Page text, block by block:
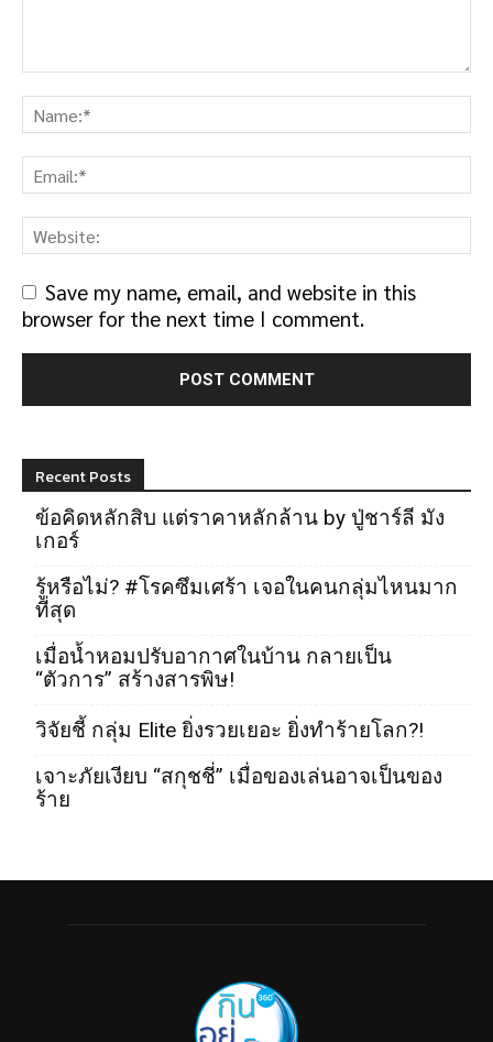
Save my name, email, and website in this
browser for the next time I comment.
Recent Posts
ข้อคิดหลักสิบ แต่ราคาหลักล้าน by ปู่ชาร์ลี มัง
เกอร์
รู้หรือไม่? #โรคซึมเศร้า เจอในคนกลุ่มไหนมาก
ที่สุด
เมื่อน้ำหอมปรับอากาศในบ้าน กลายเป็น
“ตัวการ” สร้างสารพิษ!
วิจัยชี้ กลุ่ม Elite ยิ่งรวยเยอะ ยิ่งทำร้ายโลก?!
เจาะภัยเงียบ “สกุชชี่” เมื่อของเล่นอาจเป็นของ
ร้าย